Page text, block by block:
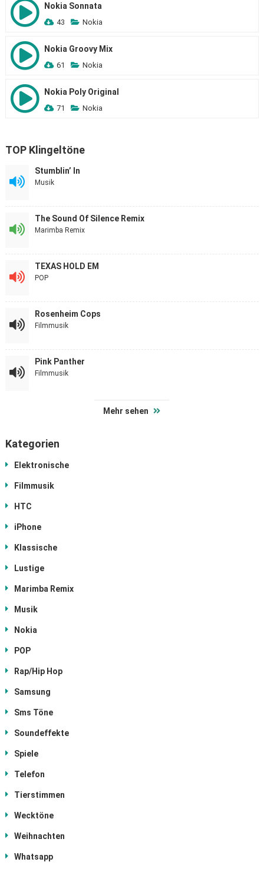
Nokia Sonnata
43 Nokia
Nokia Groovy Mix
61 Nokia
Nokia Poly Original
71 Nokia
TOP Klingeltöne
Stumblin’ In
Musik
The Sound Of Silence Remix
Marimba Remix
TEXAS HOLD EM
POP
Rosenheim Cops
Filmmusik
Pink Panther
Filmmusik
Mehr sehen
Kategorien
Elektronische
Filmmusik
HTC
iPhone
Klassische
Lustige
Marimba Remix
Musik
Nokia
POP
Rap/Hip Hop
Samsung
Sms Töne
Soundeffekte
Spiele
Telefon
Tierstimmen
Wecktöne
Weihnachten
Whatsapp